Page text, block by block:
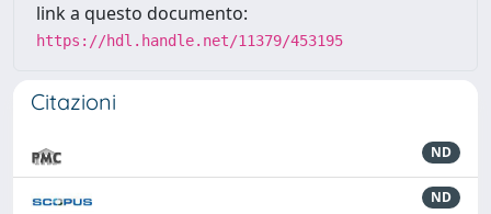
link a questo documento:
https://hdl.handle.net/11379/453195
Citazioni
ND
ND